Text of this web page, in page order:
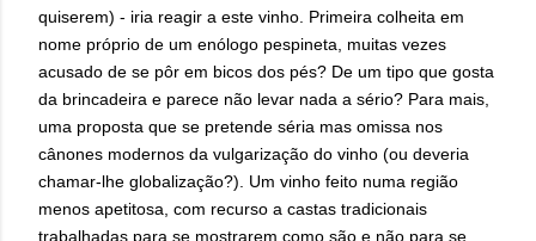
quiserem) - iria reagir a este vinho. Primeira colheita em
nome próprio de um enólogo pespineta, muitas vezes
acusado de se pôr em bicos dos pés? De um tipo que gosta
da brincadeira e parece não levar nada a sério? Para mais,
uma proposta que se pretende séria mas omissa nos
cânones modernos da vulgarização do vinho (ou deveria
chamar-lhe globalização?). Um vinho feito numa região
menos apetitosa, com recurso a castas tradicionais
trabalhadas para se mostrarem como são e não para se